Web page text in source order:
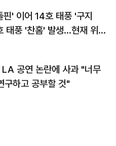
' 이어 14호 태풍 '구지
태풍 '찬홈' 발생…현재 위
LA 공연 논란에 사과 "너무
구하고 공부할 것"